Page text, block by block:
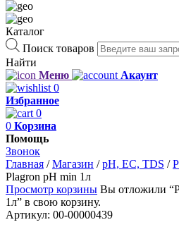
Каталог
Поиск товаров
Найти
Меню
Акаунт
0
Избранное
0
0 Корзина
Помощь
Звонок
Главная /Магазин /рН, EC, TDS /
Plagron pH min 1л
Просмотр корзины Вы отложили
1л” в свою корзину.
Артикул: 00-00000439